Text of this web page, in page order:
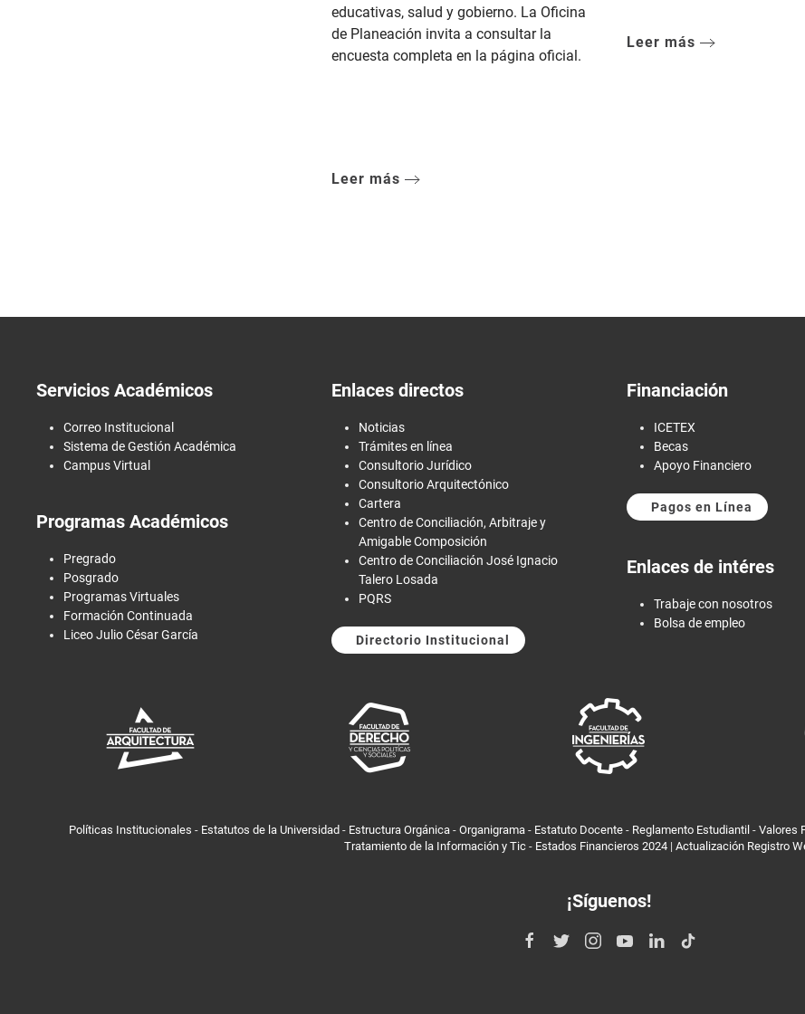
educativas, salud y gobierno. La Oficina
de Planeación invita a consultar la
encuesta completa en la página oficial.
Leer más
Leer más
Servicios Académicos
Correo Institucional
Sistema de Gestión Académica
Campus Virtual
Programas Académicos
Pregrado
Posgrado
Programas Virtuales
Formación Continuada
Liceo Julio César García
Enlaces directos
Noticias
Trámites en línea
Consultorio Jurídico
Consultorio Arquitectónico
Cartera
Centro de Conciliación, Arbitraje y
Amigable Composición
Centro de Conciliación José Ignacio
Talero Losada
PQRS
Directorio Institucional
Financiación
ICETEX
Becas
Apoyo Financiero
Pagos en Línea
Enlaces de intéres
Trabaje con nosotros
Bolsa de empleo
Políticas Institucionales - Estatutos de la Universidad - Estructura Orgánica- Organigrama- Estatuto Docente- Reglamento Estudiantil - Valores
Tratamiento de la Información y Tic- Estados Financieros 2024| Actualización Registro
¡Síguenos!